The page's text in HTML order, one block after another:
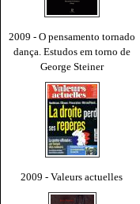
2009 - O pensamento tornado
dança. Estudos em torno de
George Steiner
2009 - Valeurs actuelles